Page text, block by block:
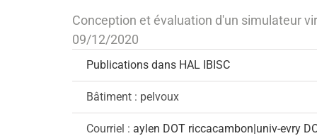
Conception et évaluation d'un simulateur
09/12/2020
Publications dans HAL IBISC
Bâtiment : pelvoux
Courriel : aylen DOT riccacambon|univ-evry